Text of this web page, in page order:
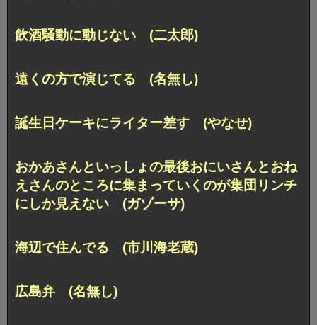
飲酒騒動に動じない (二太郎)
遠くの方で演じてる (名無し)
誕生日ケーキにライター差す (やなせ)
おかあさんといっしょの最後おにいさんとおね
えさんのところに集まっていくのが集団リンチ
にしか見えない (ガゾーサ)
海辺で住んでる (市川海老蔵)
広島弁 (名無し)